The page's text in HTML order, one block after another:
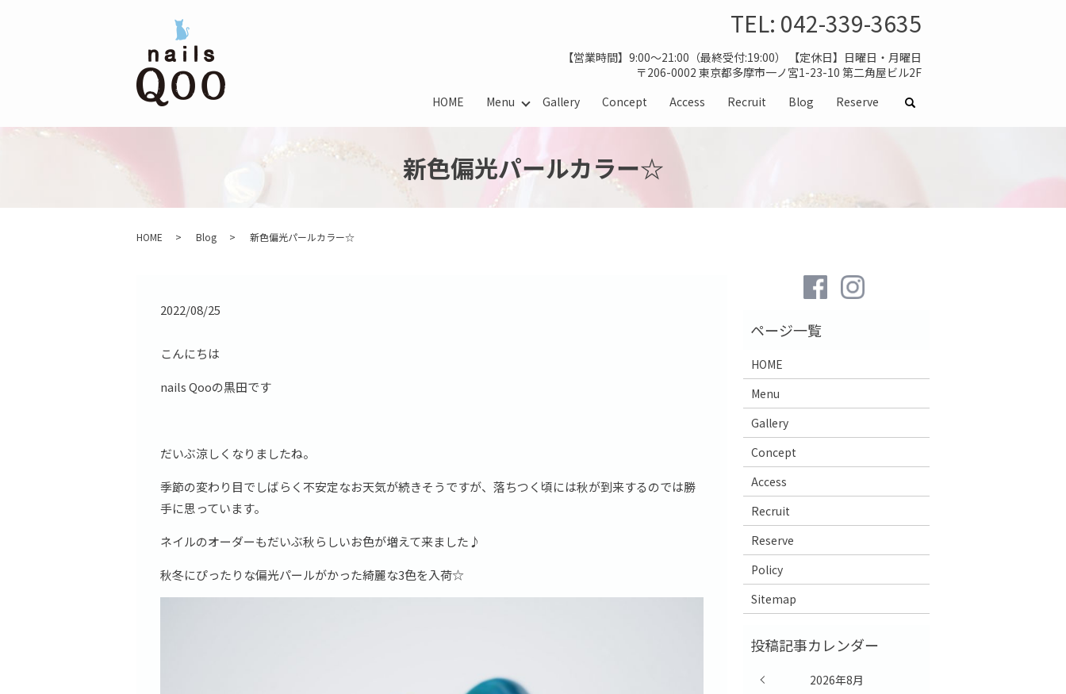
TEL: 042-339-3635
【営業時間】9:00～21:00（最終受付:19:00） 【定休日】日曜日・月曜日
〒206-0002 東京都多摩市一ノ宮1-23-10 第二角屋ビル2F
HOME
Menu Gallery Concept Access Recruit Blog Reserve search
新色偏光パールカラー☆
HOME Blog 新色偏光パールカラー☆
2022/08/25
こんにちは
nails Qooの黒田です
だいぶ涼しくなりましたね。
季節の変わり目でしばらく不安定なお天気が続きそうですが、落ちつく頃には秋が到来するのでは勝
手に思っています。
ネイルのオーダーもだいぶ秋らしいお色が増えて来ました♪
秋冬にぴったりな偏光パールがかった綺麗な3色を入荷☆
HOME
Menu
Gallery
Concept
Access
Recruit
Reserve
Policy
Sitemap
2026年8月